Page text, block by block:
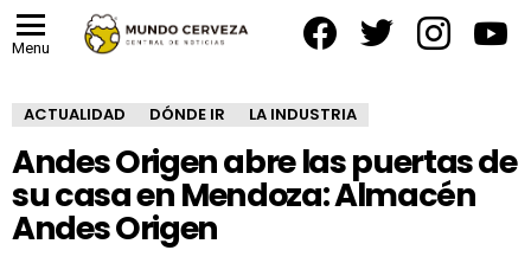
Menu
ACTUALIDAD DÓNDE IR LA INDUSTRIA
Andes Origen abre las puertas de
su casa en Mendoza: Almacén
Andes Origen